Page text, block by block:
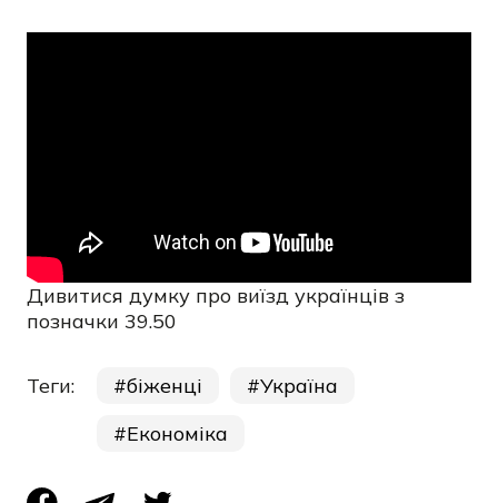
Дивитися думку про виїзд українців з
позначки 39.50
Теги: біженці
Україна
Економіка